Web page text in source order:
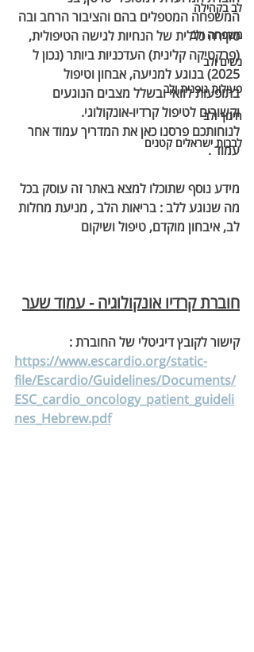
לב בקהילה
משפחה ולב
נשים ולב
פעילות גופנית ולב
חינוך ולב
לבבות ישראלים קטנים
המשפחה המטפלים בהם והציבור הרחב ובה
סקירה כללית של הנחיות לגישה הטיפולית,
(פרקטיקה קלינית) העדכניות ביותר (נכון ל
2025) בנוגע למניעה, אבחון וטיפול
בתופעות לוואי ובשלל מצבים הנוגעים
וקשורים לטיפול קרדיו-אונקולוגי.
לנוחותכם פרסנו כאן את המדריך עמוד אחר
עמוד .
מידע נוסף שתוכלו למצא באתר זה עוסק בכל
מה שנוגע ללב : בריאות הלב , מניעת מחלות
לב, איבחון מוקדם, טיפול ושיקום
חוברת קרדיו אונקולוגיה - עמוד שער
קישור לקובץ דיגיטלי של החוברת :
https://www.escardio.org/static-
file/Escardio/Guidelines/Documents/
ESC_cardio_oncology_patient_guideli
nes_Hebrew.pdf